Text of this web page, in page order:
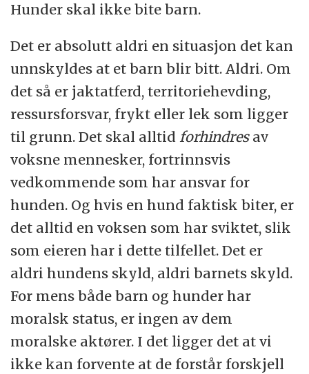
Hunder skal ikke bite barn.
Det er absolutt aldri en situasjon det kan
unnskyldes at et barn blir bitt. Aldri. Om
det så er jaktatferd, territoriehevding,
ressursforsvar, frykt eller lek som ligger
til grunn. Det skal alltid forhindresav
voksne mennesker, fortrinnsvis
vedkommende som har ansvar for
hunden. Og hvis en hund faktisk biter, er
det alltid en voksen som har sviktet, slik
som eieren har i dette tilfellet. Det er
aldri hundens skyld, aldri barnets skyld.
For mens både barn og hunder har
moralsk status, er ingen av dem
moralske aktører. I det ligger det at vi
ikke kan forvente at de forstår forskjell